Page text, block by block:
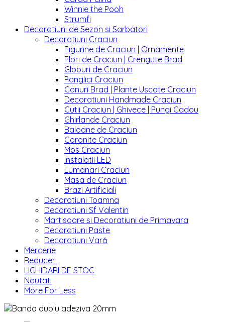
Winnie the Pooh
Strumfi
Decoratiuni de Sezon si Sarbatori
Decoratiuni Craciun
Figurine de Craciun | Ornamente
Flori de Craciun | Crengute Brad
Globuri de Craciun
Panglici Craciun
Conuri Brad | Plante Uscate Craciun
Decoratiuni Handmade Craciun
Cutii Craciun | Ghivece | Pungi Cadou
Ghirlande Craciun
Baloane de Craciun
Coronite Craciun
Mos Craciun
Instalatii LED
Lumanari Craciun
Masa de Craciun
Brazi Artificiali
Decoratiuni Toamna
Decoratiuni Sf Valentin
Martisoare si Decoratiuni de Primavara
Decoratiuni Paste
Decoratiuni Vară
Mercerie
Reduceri
LICHIDARI DE STOC
Noutati
More For Less